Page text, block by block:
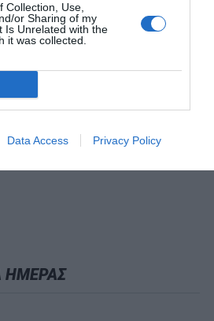
Collection, Use,
or Sharing of my
Is Unrelated with the
it was collected.
Data Access Privacy Policy
ΗΜΕΡΑΣ